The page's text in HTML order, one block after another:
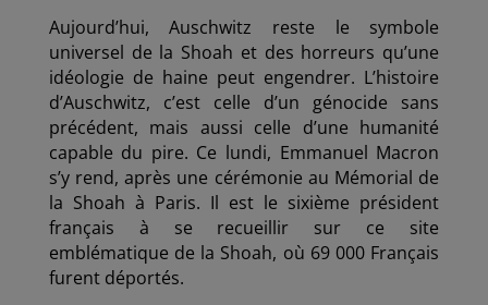
Aujourd’hui, Auschwitz reste le symbole
universel de la Shoah et des horreurs qu’une
idéologie de haine peut engendrer. L’histoire
d’Auschwitz, c’est celle d’un génocide sans
précédent, mais aussi celle d’une humanité
capable du pire. Ce lundi, Emmanuel Macron
s’y rend, après une cérémonie au Mémorial de
la Shoah à Paris. Il est le sixième président
français à se recueillir sur ce site
emblématique de la Shoah, où 69 000 Français
furent déportés.